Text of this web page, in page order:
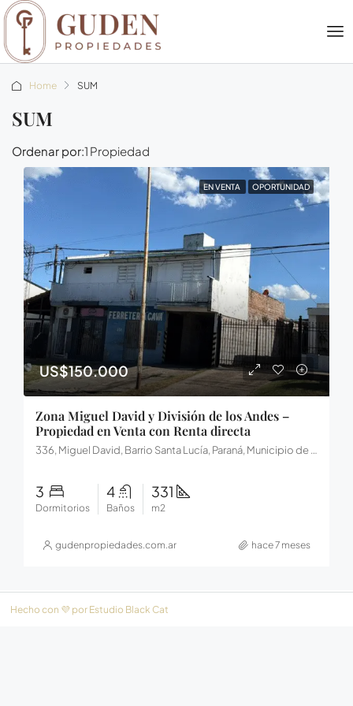
Home SUM
SUM
1 Propiedad
Ordenar por:
EN VENTA OPORTUNIDAD
US$150.000
Zona Miguel David y División de los Andes –
Propiedad en Venta con Renta directa
336, Miguel David, Barrio Santa Lucía, Paraná, Municipio de Paraná, Distrito Sauce, Departamento Paraná, E3104HMA, Argentina
3
Dormitorios
4
Baños
331
m2
gudenpropiedades.com.ar hace 7 meses
Hecho con 💜 por Estudio Black Cat